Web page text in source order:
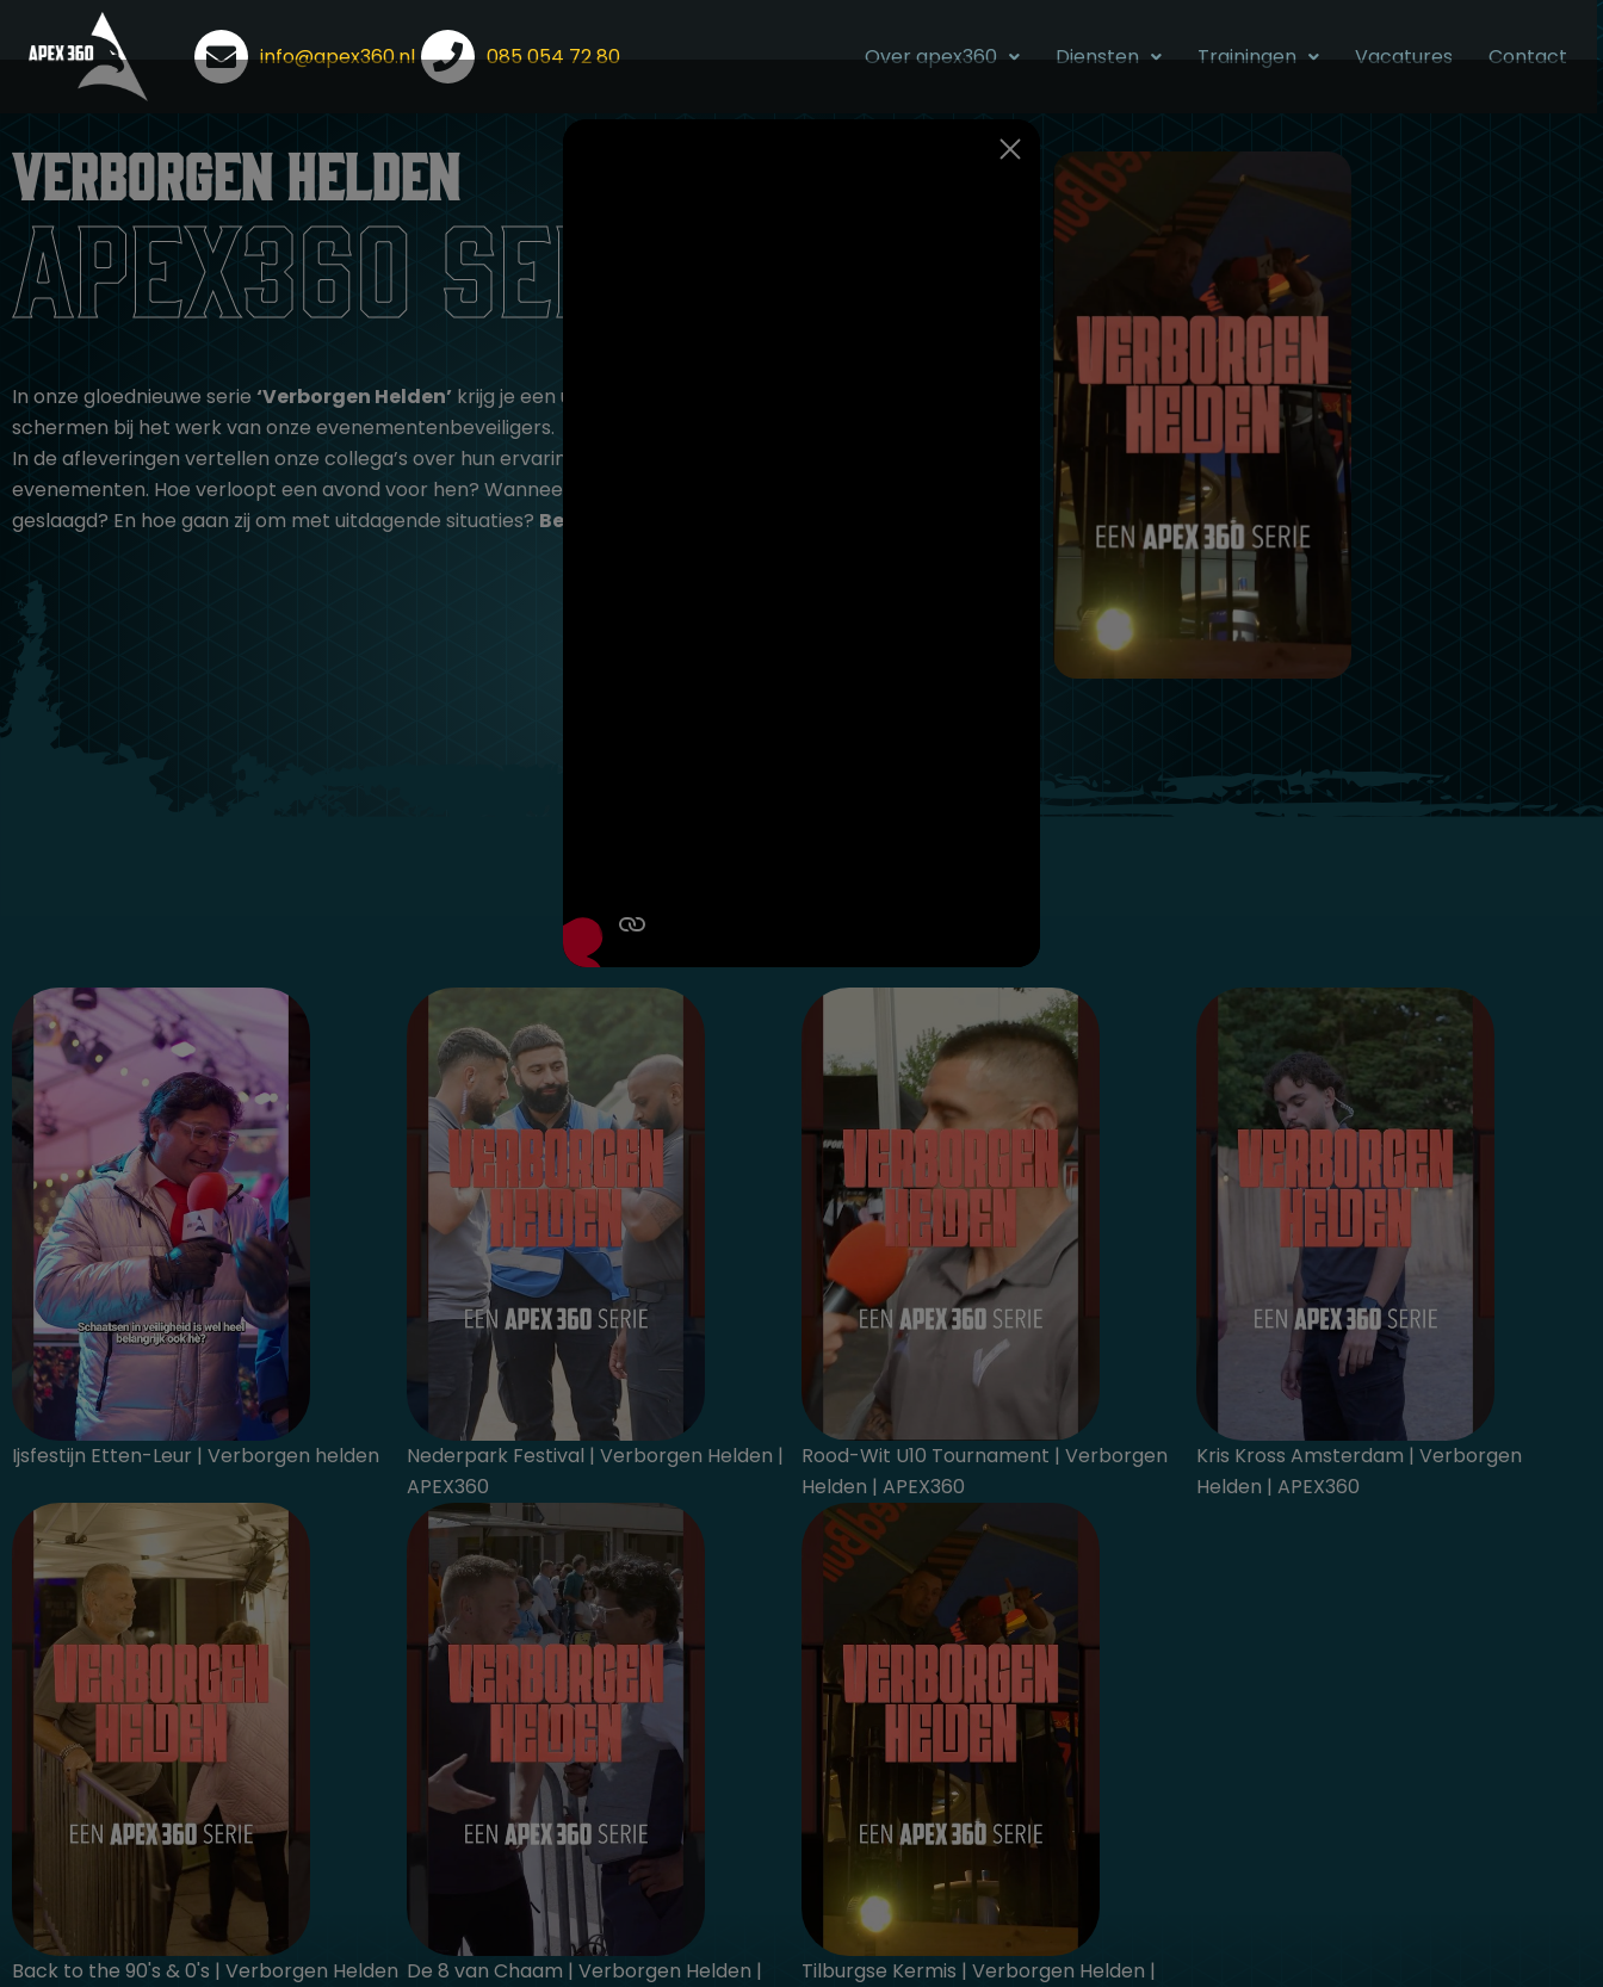
inhoud
info@apex360.nl 085 054 72 80 Over apex360 Diensten Trainingen Vacatures Contact
Verborgen helden
apex360 serie
In onze gloednieuwe serie ‘Verborgen Helden’ krijg je een uniek kijkje achter de
schermen bij het werk van onze evenementenbeveiligers.
In de afleveringen vertellen onze collega’s over hun ervaringen tijdens diverse
evenementen. Hoe verloopt een avond voor hen? Wanneer is een dienst
geslaagd? En hoe gaan zij om met uitdagende situaties? Bekijk het in de serie!
Ijsfestijn Etten-Leur | Verborgen helden
Nederpark Festival | Verborgen Helden |
APEX360
Rood-Wit U10 Tournament | Verborgen
Helden | APEX360
Kris Kross Amsterdam | Verborgen
Helden | APEX360
Back to the 90's & 0's | Verborgen Helden De 8 van Chaam | Verborgen Helden |
Tilburgse Kermis | Verborgen Helden |